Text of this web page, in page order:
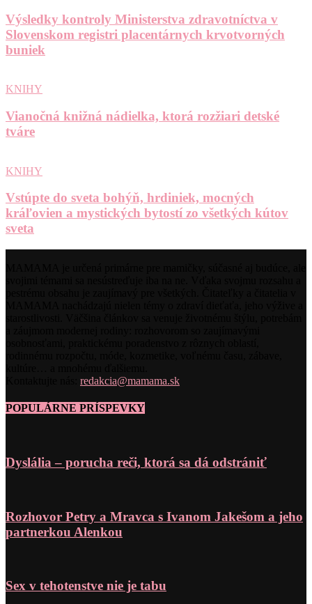
Výsledky kontroly Ministerstva zdravotníctva v
Slovenskom registri placentárnych krvotvorných
buniek
KNIHY
Vianočná knižná nádielka, ktorá rozžiari detské
tváre
KNIHY
Vstúpte do sveta bohýň, hrdiniek, mocných
kráľovien a mystických bytostí zo všetkých kútov
sveta
redakcia@mamama.sk
POPULÁRNE PRÍSPEVKY
Dyslália – porucha reči, ktorá sa dá odstrániť
Rozhovor Petry a Mravca s Ivanom Jakešom a jeho
partnerkou Alenkou
Sex v tehotenstve nie je tabu